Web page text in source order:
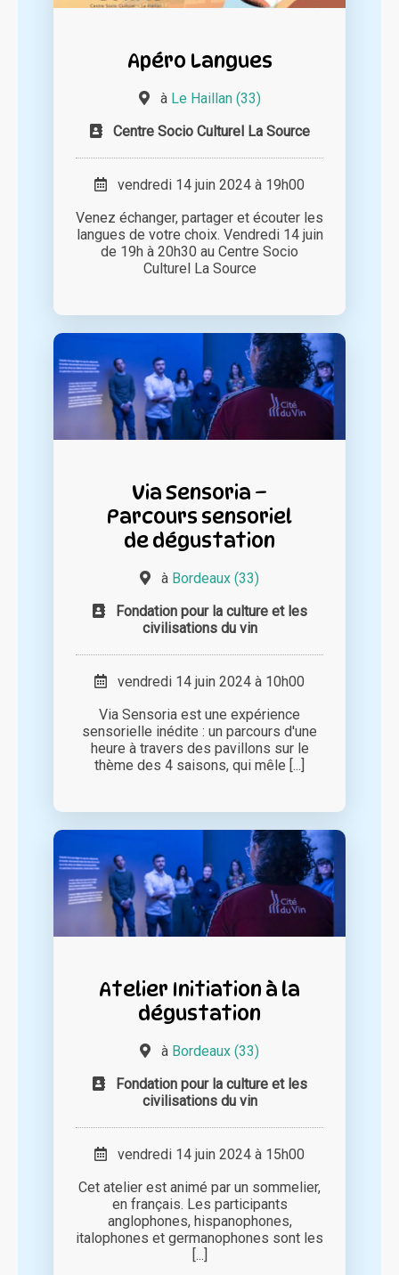
Apéro Langues
à Le Haillan (33)
Centre Socio Culturel La Source
vendredi 14 juin 2024 à 19h00
Venez échanger, partager et écouter les
langues de votre choix. Vendredi 14 juin
de 19h à 20h30 au Centre Socio
Culturel La Source
Via Sensoria –
Parcours sensoriel
de dégustation
à Bordeaux (33)
Fondation pour la culture et les
civilisations du vin
vendredi 14 juin 2024 à 10h00
Via Sensoria est une expérience
sensorielle inédite : un parcours d'une
heure à travers des pavillons sur le
thème des 4 saisons, qui mêle [...]
Atelier Initiation à la
dégustation
à Bordeaux (33)
Fondation pour la culture et les
civilisations du vin
vendredi 14 juin 2024 à 15h00
Cet atelier est animé par un sommelier,
en français. Les participants
anglophones, hispanophones,
italophones et germanophones sont les
[...]